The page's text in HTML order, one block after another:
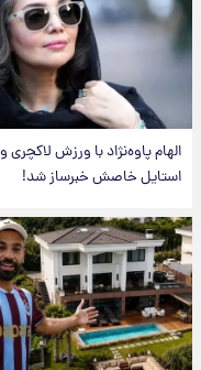
الهام پاوه‌نژاد با ورزش لاکچری و
استایل خاصش خبرساز شد!